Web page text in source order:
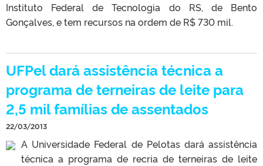
Instituto Federal de Tecnologia do RS, de Bento
Gonçalves, e tem recursos na ordem de R$ 730 mil.
UFPel dará assistência técnica a
programa de terneiras de leite para
2,5 mil famílias de assentados
22/03/2013
A Universidade Federal de Pelotas dará assistência
técnica a programa de recria de terneiras de leite